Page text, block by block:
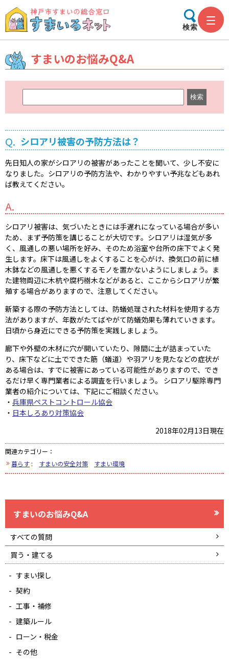
検索
すまいのお悩みQ&A
ー
ド
索
Q. シロアリ被害の予防方法は？
先日知人の家がシロアリの被害があったことを聞いて、少し不安に
なりました。シロアリの予防方法や、わかりやすい予兆などもあれ
ば教えてください。
A.
シロアリ被害は、気づいたときには手遅れになっている場合が多い
ため、まず予防策を講じることが大切です。シロアリは湿気が多
く、風通しの悪い場所を好み、そのため浴室や台所の床下でよく発
生します。床下は風通しをよくすることを心がけ、換気口の前に植
木鉢などの風通しを悪くするモノを置かないようにしましょう。ま
た建物周辺に木杭や腐朽樹木などがあると、ここからシロアリが繁
殖する場合がありますので、注意してください。
新築する際の予防方法としては、防蟻処理された材料を使用する方
法がありますが、年数がたてばやがて防蟻効果も薄れていきます。
日頃から身近にできる予防策を実践しましょう。
廊下や外壁の木材に穴が開いていたり、隙間に土が詰まっていた
り、床下などに土でできた筋（蟻道）や羽アリを見たなどの症状が
ある場合は、すでに被害にあっている可能性がありますので、でき
るだけ早く専門業者による調査を行いましょう。 シロアリ駆除専門
業者の紹介については、下記にご相談ください。
・ 兵庫県ペストコントロール協会
・ 日本しろあり対策協会
2018年02月13日現在
関連カテゴリー：
暮らす : すまいの安全対策 すまい環境
すまいのお悩みQ&A
すべての質問
買う・建てる
すまい探し
契約
工事・補修
建築ルール
ローン・税金
その他